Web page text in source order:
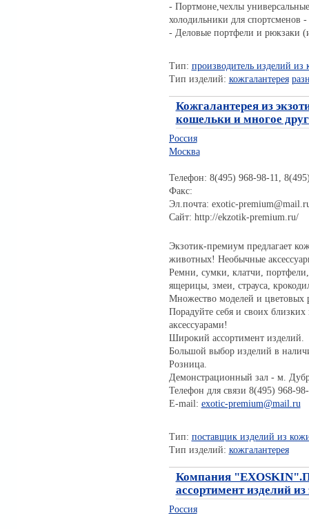
- Портмоне,чехлы
холодильники для спортсменов
- Деловые портфели и рюкзаки
Тип: производитель изделий из
Тип изделий: кожгалантерея
Кожгалантерея из
кошельки и многое
Россия
Москва
Телефон: 8(495) 968-98-11,
Факс:
Эл.почта: exotic-
Сайт: http://ekzotik-premium.ru/
Экзотик-премиум предлагает
животных! Необычные
Ремни, сумки, клатчи,
ящерицы, змеи, страуса,
Множество моделей и цветовых
Порадуйте себя и своих
аксессуарами!
Широкий ассортимент изделий.
Большой выбор изделий в
Розница.
Демонстрационный зал - м.
Телефон для связи 8(495) 968-
E-mail: exotic-premium@mail.ru
Тип: поставщик изделий из
Тип изделий: кожгалантерея
Компания
ассортимент изделий
Россия